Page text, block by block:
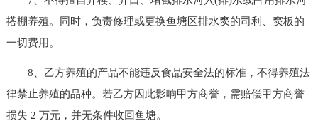
搭棚养殖。同时，负责修理或更换鱼塘区排水窦的司利、窦板的
一切费用。
8、乙方养殖的产品不能违反食品安全法的标准，不得养殖法
律禁止养殖的品种。若乙方因此影响甲方商誉，需赔偿甲方商誉
损失 2 万元，并无条件收回鱼塘。